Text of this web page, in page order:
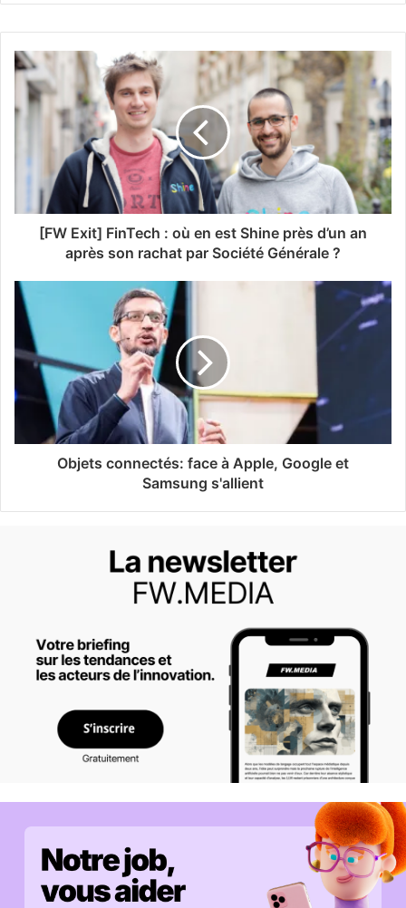
[FW Exit] FinTech : où en est Shine près d’un an
après son rachat par Société Générale ?
Objets connectés: face à Apple, Google et
Samsung s'allient